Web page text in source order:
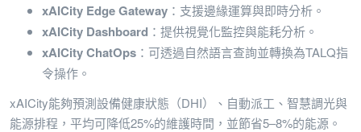
xAICity Edge Gateway ：支援邊緣運算與即時分析。
xAICity Dashboard ：提供視覺化監控與能耗分析。
xAICity ChatOps ：可透過自然語言查詢並轉換為TALQ指
令操作。
xAICity能夠預測設備健康狀態（DHI）、自動派工、智慧調光與
能源排程，平均可降低25%的維護時間，並節省5–8%的能源。